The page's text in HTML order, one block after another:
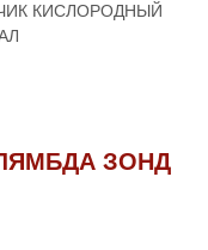
КИСЛОРОДНЫЙ
ЗОНД